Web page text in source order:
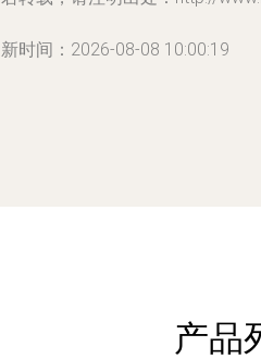
时间：2026-08-08 10:00:19
产品